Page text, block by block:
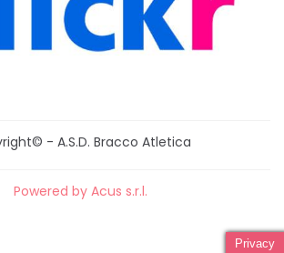
- A.S.D. Bracco Atletica
Powered by Acus s.r.l.
Privacy